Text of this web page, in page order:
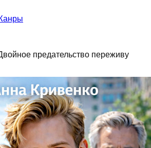
предательство переживу